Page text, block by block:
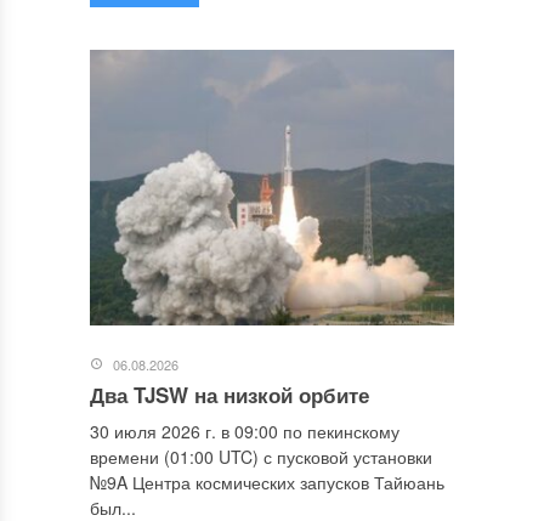
06.08.2026
Два TJSW на низкой орбите
30 июля 2026 г. в 09:00 по пекинскому
времени (01:00 UTC) с пусковой установки
№9A Центра космических запусков Тайюань
был...